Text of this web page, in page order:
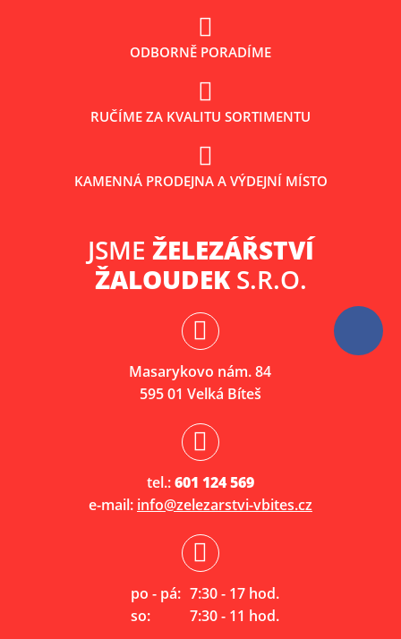
ODBORNĚ PORADÍME
RUČÍME ZA KVALITU SORTIMENTU
KAMENNÁ PRODEJNA A VÝDEJNÍ MÍSTO
JSME ŽELEZÁŘSTVÍ
ŽALOUDEKS.R.O.
Masarykovo nám. 84
595 01 Velká Bíteš
tel.:601 124 569
e-mail: info@zelezarstvi-vbites.cz
po - pá: 7:30 - 17 hod.
so:
7:30 - 11 hod.